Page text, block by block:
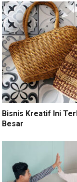
Bisnis Kreatif Ini
Besar